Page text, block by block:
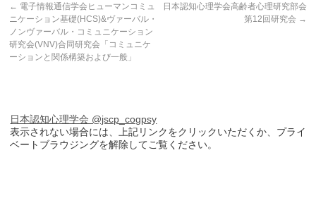
← 電子情報通信学会ヒューマンコミュ
ニケーション基礎(HCS)&ヴァーバル・
ノンヴァーバル・コミュニケーション
研究会(VNV)合同研究会「コミュニケ
ーションと関係構築および一般」
日本認知心理学会高齢者心理研究部会
第12回研究会 →
日本認知心理学会 @jscp_cogpsy
表示されない場合には、上記リンクをクリックいただくか、プライ
ベートブラウジングを解除してご覧ください。